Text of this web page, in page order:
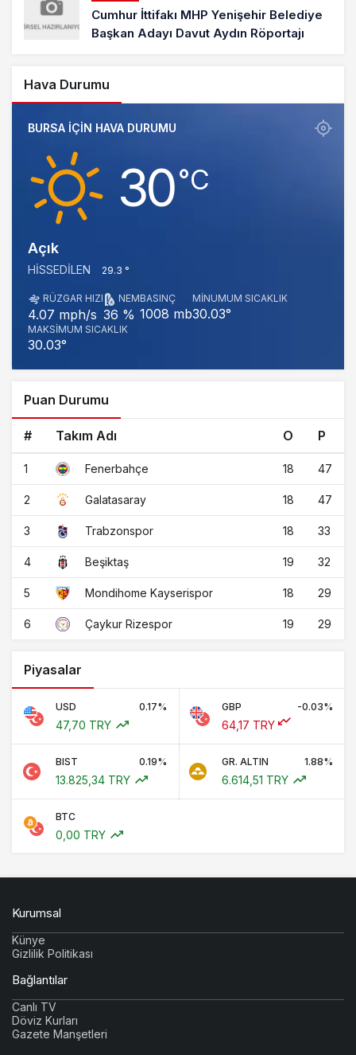
Cumhur İttifakı MHP Yenişehir Belediye
Başkan Adayı Davut Aydın Röportajı
Hava Durumu
BURSA IÇIN HAVA DURUMU
30‎°C
Açık
HISSEDILEN 29.3 °
RÜZGAR HIZI
4.07 mph/s
NEM
36 %
BASINÇ
1008 mb
MINUMUM SICAKLIK
30.03°
MAKSIMUM SICAKLIK
30.03°
Puan Durumu
# Takım Adı O P
1 Fenerbahçe 18 47
2 Galatasaray 18 47
3 Trabzonspor 18 33
4 Beşiktaş 19 32
5 Mondihome Kayserispor 18 29
6 Çaykur Rizespor 19 29
Piyasalar
USD 0.17%
47,70 TRY
GBP -0.03%
64,17 TRY
BIST 0.19%
13.825,34 TRY
GR. ALTIN 1.88%
6.614,51 TRY
BTC
0,00 TRY
Kurumsal
Künye
Gizlilik Politikası
Bağlantılar
Canlı TV
Döviz Kurları
Gazete Manşetleri